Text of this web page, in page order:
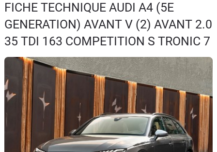
Essais
Guide
d'achat
Electriques
Utilitaires
Flottes
Auto
FICHE TECHNIQUE AUDI A4 (5E
GENERATION) AVANT V (2) AVANT 2.0
35 TDI 163 COMPETITION S TRONIC 7